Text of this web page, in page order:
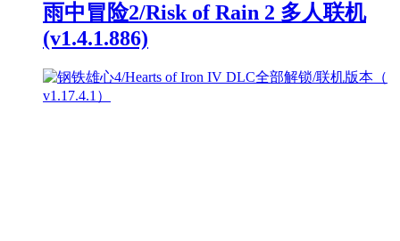
雨中冒险2/Risk of Rain 2 多人联机
(v1.4.1.886)